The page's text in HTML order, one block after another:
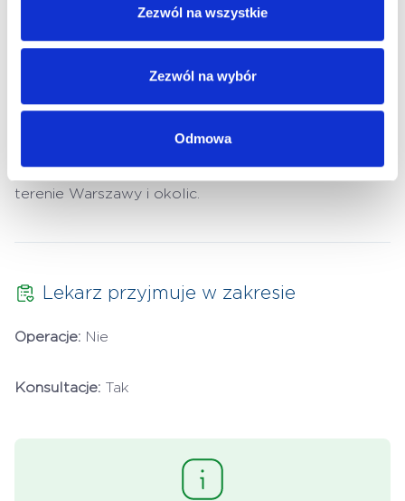
Zezwól na wszystkie
Zezwól na wybór
Odmowa
wystąpień oraz propagatorem zdrowego trybu życia
w programach radiowych oraz telewizyjnych. Na co
dzień aktywnie uprawia kolarstwo, a od kilku lat
zajmuje się też kardiologią sportową i pomaga
osobom aktywnym bezpiecznie oddawać się swoim
pasjom. Współpracuje z wieloma szpitalami na
terenie Warszawy i okolic.
Lekarz przyjmuje w zakresie
Operacje: Nie
Konsultacje: Tak